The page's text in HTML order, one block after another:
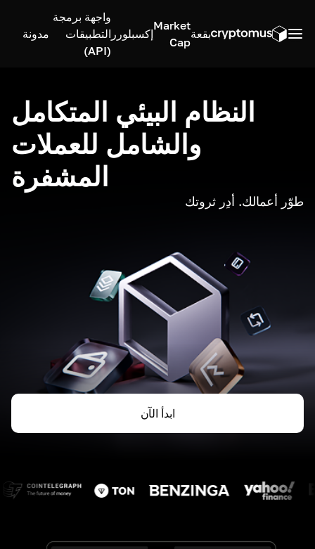
بقعة
Market
Cap
إكسبلورر
واجهة برمجة
التطبيقات
(API)
مدونة
النظام البيئي المتكامل
والشامل للعملات
المشفرة
طوّر أعمالك. أدِر ثروتك
ابدأ الآن